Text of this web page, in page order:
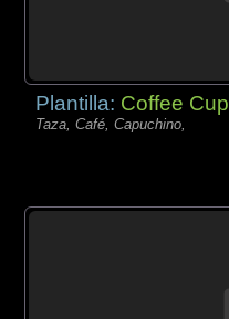
Plantilla: Coffee Cup
Taza, Café, Capuchino,